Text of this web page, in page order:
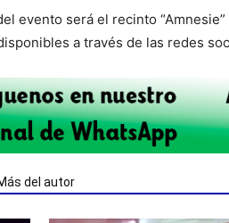
evento será el recinto
a través de las redes
del autor